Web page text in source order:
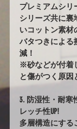
プレミアムシリ
シリーズ共に裏
いコットン素材
バタつきによる
減！
※砂などが付着
と傷がつく原因
3. 防湿性・耐寒
レッチ性UP!
多層構造にする